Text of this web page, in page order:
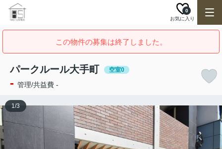
お気に入り
0
この物件の募集は終了しました。
パークルール大手町 空室0
- 管理/共益費 -
1/3